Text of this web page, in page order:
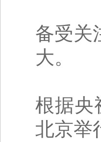
备受关
大。
根据央
北京举